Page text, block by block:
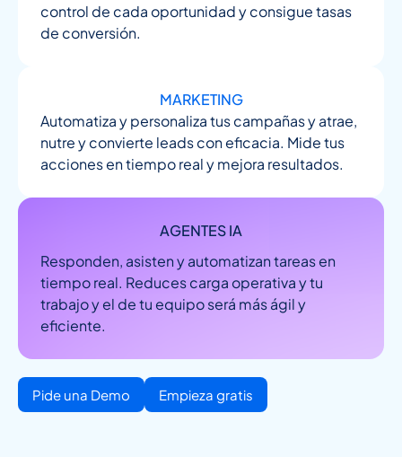
control de cada oportunidad y consigue tasas
de conversión.
MARKETING
Automatiza y personaliza tus campañas y atrae,
nutre y convierte leads con eficacia. Mide tus
acciones en tiempo real y mejora resultados.
AGENTES IA
Responden, asisten y automatizan tareas en
tiempo real. Reduces carga operativa y tu
trabajo y el de tu equipo será más ágil y
eficiente.
Pide una Demo Empieza gratis